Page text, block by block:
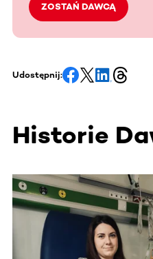
ZOSTAŃ DAWCĄ
Udostępnij:
Historie
Ta sekcja zawiera treści